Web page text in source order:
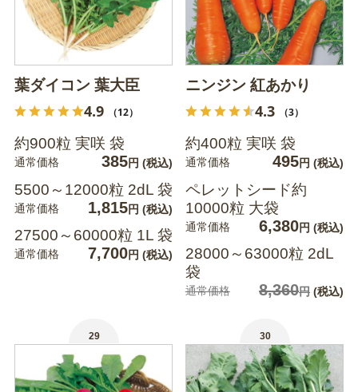
葉ダイコン 葉大臣
4.9 （12）
約900粒 実咲 袋
通常価格 385円 (税込)
5500～12000粒 2dL 袋
通常価格 1,815円 (税込)
27500～60000粒 1L 袋
通常価格 7,700円 (税込)
ニンジン 紅あかり
4.3 （3）
約400粒 実咲 袋
通常価格 495円 (税込)
ペレットシード約
10000粒 大袋
通常価格 6,380円 (税込)
28000～63000粒 2dL
袋
通常価格 8,360円 (税込)
29 30